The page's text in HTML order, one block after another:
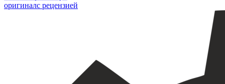
оригиналс рецензией